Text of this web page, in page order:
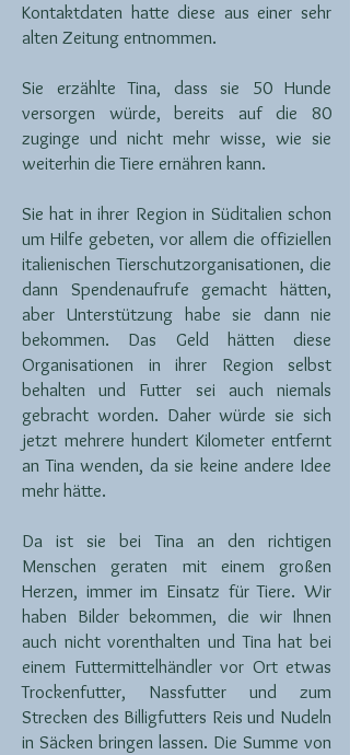
Kontaktdaten hatte diese aus einer sehr
alten Zeitung entnommen.
Sie erzählte Tina, dass sie 50 Hunde
versorgen würde, bereits auf die 80
zuginge und nicht mehr wisse, wie sie
weiterhin die Tiere ernähren kann.
Sie hat in ihrer Region in Süditalien schon
um Hilfe gebeten, vor allem die offiziellen
italienischen Tierschutzorganisationen, die
dann Spendenaufrufe gemacht hätten,
aber Unterstützung habe sie dann nie
bekommen. Das Geld hätten diese
Organisationen in ihrer Region selbst
behalten und Futter sei auch niemals
gebracht worden. Daher würde sie sich
jetzt mehrere hundert Kilometer entfernt
an Tina wenden, da sie keine andere Idee
mehr hätte.
Da ist sie bei Tina an den richtigen
Menschen geraten mit einem großen
Herzen, immer im Einsatz für Tiere. Wir
haben Bilder bekommen, die wir Ihnen
auch nicht vorenthalten und Tina hat bei
einem Futtermittelhändler vor Ort etwas
Trockenfutter, Nassfutter und zum
Strecken des Billigfutters Reis und Nudeln
in Säcken bringen lassen. Die Summe von